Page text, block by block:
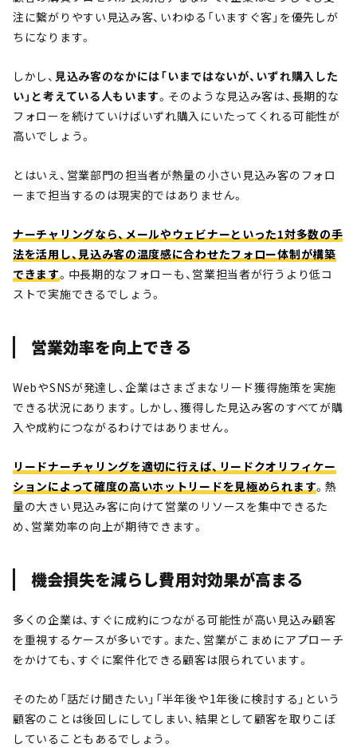
注に繋がりやすい見込み客、いわゆる「いますぐ客」を優先しが
ちになります。
しかし、 見込み客のなかには「いまではないが、いずれ購入した
い」と考えている人もいます。そのような見込み客は、長期的な
フォローを続けていけばいずれ購入にいたってくれる可能性が
高いでしょう。
とはいえ、営業部門の担当者が熱量の小さい見込み客のフォロ
ーまで担当するのは現実的ではありません。
ナーチャリングなら、メールやウェビナーといった1対多数の手
法を活用し、見込み客の温度感に合わせたフォロー体制が構築
できます。中長期的なフォローも、営業担当者が行うより低コ
ストで実施できるでしょう。
営業効率を向上できる
WebやSNSが発達し、企業はさまざまなリード獲得施策を実施
できる状況にあります。しかし、獲得した見込み客のすべてが購
入や成約につながるわけではありません。
リードナーチャリングを適切に行えば、リードクオリフィケー
ションによって確度の高いホットリードを見極められます。熱
量の大きい見込み客に向けて営業のリソースを集中できるた
め、営業効率の向上が期待できます。
機会損失を減らし費用対効果が高まる
多くの企業は、すぐに成約につながる可能性が高い見込み顧客
を重視するケースが多いです。また、営業がこまめにアプローチ
をかけても、すぐに案件化できる顧客は限られています。
そのため「話だけ聞きたい」「半年後や1年後に検討する」という
顧客のことは後回しにしてしまい、結果として顧客を取りこぼ
していることもあるでしょう。